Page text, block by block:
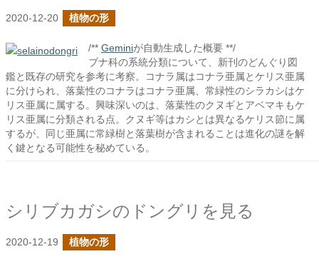
2020-12-20 植物の形
/** Geminiが自動生成した概要 **/
ブナ科の系統分類について、新刊のどんぐり図
鑑と既存の研究を参考に考察。コナラ属はコナラ亜属とケリス亜属
に分けられ、落葉性のコナラはコナラ亜属、常緑性のシラカシはケ
リス亜属に属する。興味深いのは、落葉性のクヌギとアベマキもケ
リス亜属に分類される点。クヌギ等はカシとは異なるケリス節に属
するが、同じ亜属に常緑樹と落葉樹が含まれることは進化の謎を解
く鍵となる可能性を秘めている。
シリブカガシのドングリを見る
2020-12-19 植物の形